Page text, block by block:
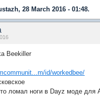
28 March 2016 - 01:48.
Beekiller
id/workedbee/
ломал ноги в Dayz моде для